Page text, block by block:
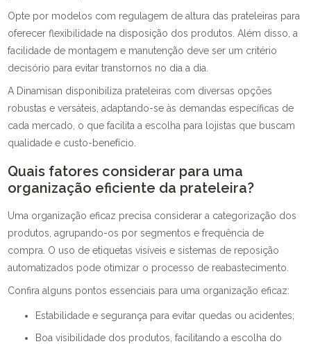
Opte por modelos com regulagem de altura das prateleiras para
oferecer flexibilidade na disposição dos produtos. Além disso, a
facilidade de montagem e manutenção deve ser um critério
decisório para evitar transtornos no dia a dia.
A Dinamisan disponibiliza prateleiras com diversas opções
robustas e versáteis, adaptando-se às demandas específicas de
cada mercado, o que facilita a escolha para lojistas que buscam
qualidade e custo-benefício.
Quais fatores considerar para uma
organização eficiente da prateleira?
Uma organização eficaz precisa considerar a categorização dos
produtos, agrupando-os por segmentos e frequência de
compra. O uso de etiquetas visíveis e sistemas de reposição
automatizados pode otimizar o processo de reabastecimento.
Confira alguns pontos essenciais para uma organização eficaz:
Estabilidade e segurança para evitar quedas ou acidentes;
Boa visibilidade dos produtos, facilitando a escolha do